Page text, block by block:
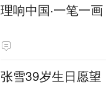
理响中国·一笔一
张雪39岁生日愿望